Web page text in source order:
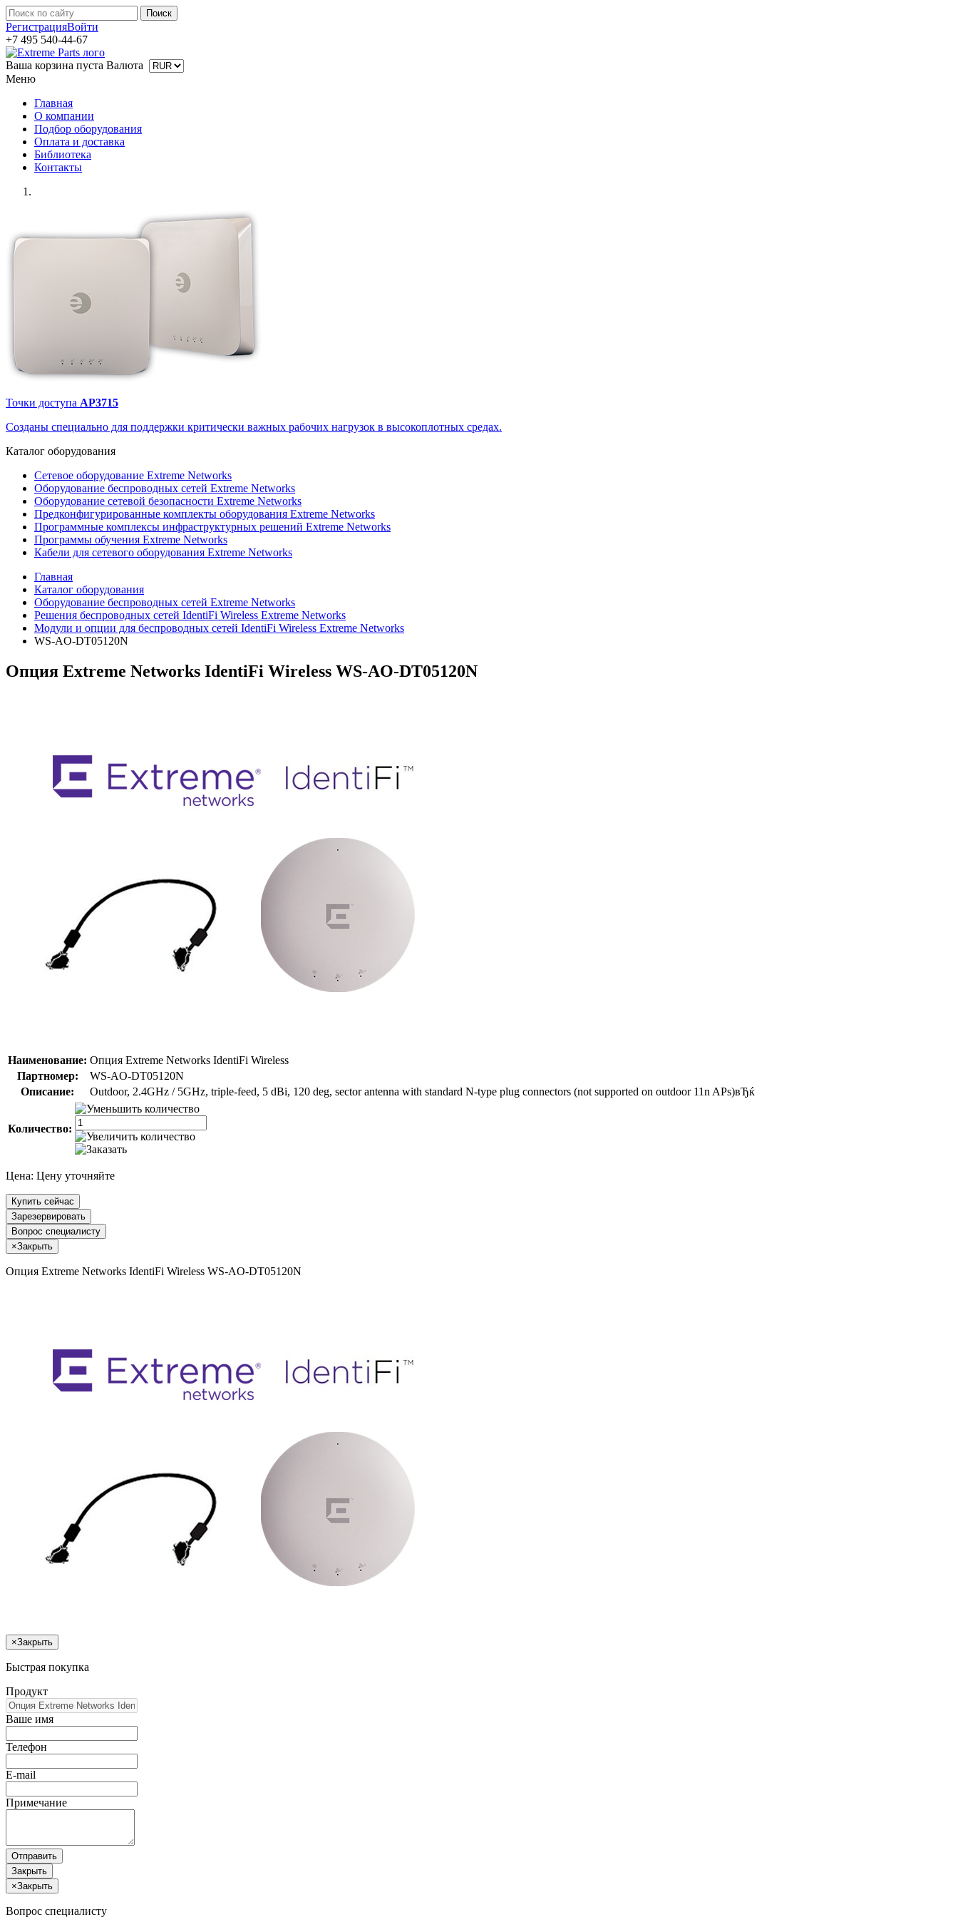
РегистрацияВойти
+7 495 540-44-67
Ваша корзина пуста Валюта
Меню
Главная
О компании
Подбор оборудования
Оплата и доставка
Библиотека
Контакты
Точки доступа AP3715
Созданы специально для поддержки критически важных рабочих нагрузок в высокоплотных средах.
Каталог оборудования
Сетевое оборудование Extreme Networks
Оборудование беспроводных сетей Extreme Networks
Оборудование сетевой безопасности Extreme Networks
Предконфигурированные комплекты оборудования Extreme Networks
Программные комплексы инфраструктурных решений Extreme Networks
Программы обучения Extreme Networks
Кабели для сетевого оборудования Extreme Networks
Главная
Каталог оборудования
Оборудование беспроводных сетей Extreme Networks
Решения беспроводных сетей IdentiFi Wireless Extreme Networks
Модули и опции для беспроводных сетей IdentiFi Wireless Extreme Networks
WS-AO-DT05120N
Опция Extreme Networks IdentiFi Wireless WS-AO-DT05120N
Наименование: Опция Extreme Networks IdentiFi Wireless
Партномер:
WS-AO-DT05120N
Описание:
Outdoor, 2.4GHz / 5GHz, triple-feed, 5 dBi, 120 deg, sector antenna with standard N-type plug connectors (not supported on outdoor 11n APs)вЂќ
Количество:
Цена: Цену уточняйте
Купить сейчас
Зарезервировать
Вопрос специалисту
×Закрыть
Опция Extreme Networks IdentiFi Wireless WS-AO-DT05120N
×Закрыть
Быстрая покупка
Продукт
Ваше имя
Телефон
E-mail
Примечание
Отправить
Закрыть
×Закрыть
Вопрос специалисту